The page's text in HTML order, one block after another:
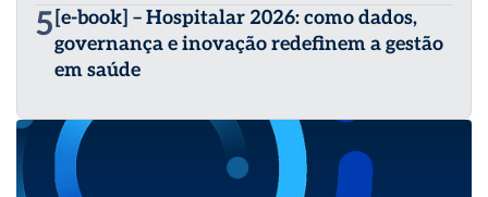
5 [e-book] – Hospitalar 2026: como dados,
governança e inovação redefinem a gestão
em saúde